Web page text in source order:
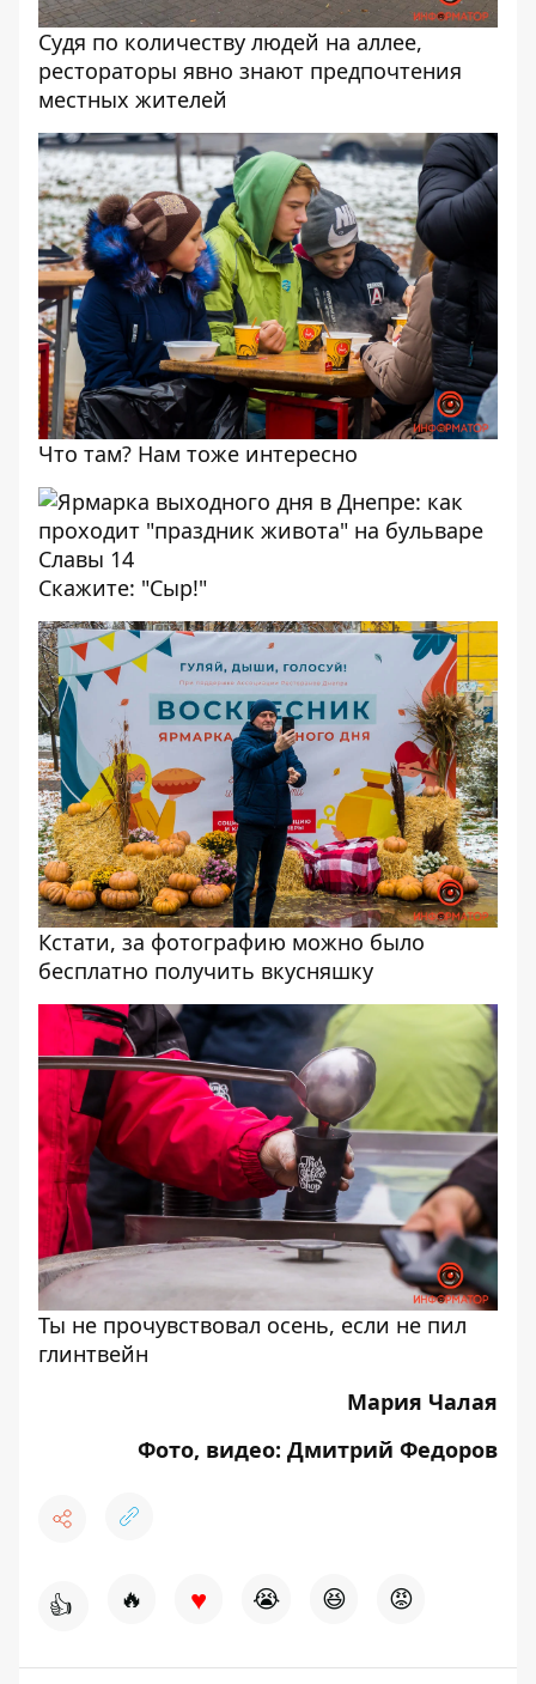
Судя по количеству людей на аллее,
рестораторы явно знают предпочтения
местных жителей
Что там? Нам тоже интересно
Скажите: "Сыр!"
Кстати, за фотографию можно было
бесплатно получить вкусняшку
Ты не прочувствовал осень, если не пил
глинтвейн
Мария Чалая
Фото, видео: Дмитрий Федоров
👍 🔥 ♥ 😭 😆 😡